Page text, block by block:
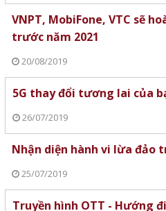
VNPT, MobiFone, VTC sẽ
trước năm 2021
20/08/2019
5G thay đổi tương lai của
26/07/2019
Nhận diện hành vi lừa đảo
25/07/2019
Truyền hình OTT - Hướng